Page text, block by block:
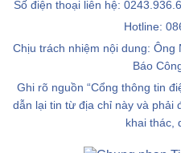
Số điện thoại liên hệ:
Hotline:
Chịu trách nhiệm nội dung: Ông
Báo
Ghi rõ nguồn “Cổng thông tin
dẫn lại tin từ địa chỉ này và phải
khai thác,